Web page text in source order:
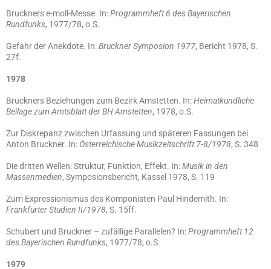
Bruckners e-moll-Messe. In:Programmheft 6 des Bayerischen
Rundfunks, 1977/78, o.S.
Gefahr der Anekdote. In:Bruckner Symposion 1977, Bericht 1978, S.
27f.
1978
Bruckners Beziehungen zum Bezirk Amstetten. In:Heimatkundliche
Beilage zum Amtsblatt der BH Amstetten, 1978, o.S.
Zur Diskrepanz zwischen Urfassung und späteren Fassungen bei
Anton Bruckner. In: Österreichische Musikzeitschrift 7-8/1978, S. 348
Die dritten Wellen: Struktur, Funktion, Effekt. In:Musik in den
Massenmedien, Symposionsbericht, Kassel 1978, S. 119
Zum Expressionismus des Komponisten Paul Hindemith. In:
Frankfurter Studien II/1978, S. 15ff.
Schubert und Bruckner – zufällige Parallelen? In:Programmheft 12
des Bayerischen Rundfunks, 1977/78, o.S.
1979